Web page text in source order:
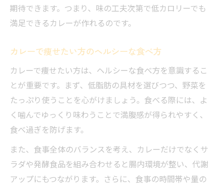
期待できます。つまり、味の工夫次第で低カロリーでも
満足できるカレーが作れるのです。
カレーで痩せたい方のヘルシーな食べ方
カレーで痩せたい方は、ヘルシーな食べ方を意識するこ
とが重要です。まず、低脂肪の具材を選びつつ、野菜を
たっぷり使うことを心がけましょう。食べる際には、よ
く噛んでゆっくり味わうことで満腹感が得られやすく、
食べ過ぎを防げます。
また、食事全体のバランスを考え、カレーだけでなくサ
ラダや発酵食品を組み合わせると腸内環境が整い、代謝
アップにもつながります。さらに、食事の時間帯や量の